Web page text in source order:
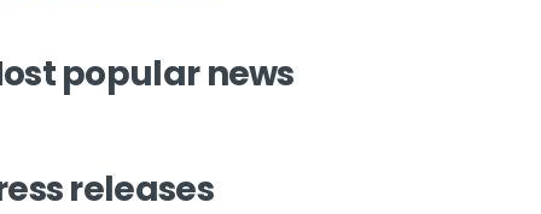
popular news
releases